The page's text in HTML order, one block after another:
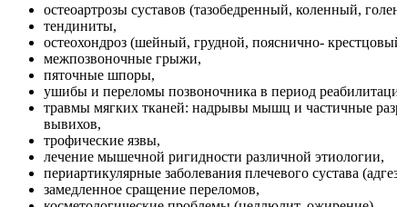
остеоартрозы суставов (тазобедренный, коленный,
тендиниты,
остеохондроз (шейный, грудной, пояснично-
межпозвоночные грыжи,
пяточные шпоры,
ушибы и переломы позвоночника в период
травмы мягких тканей: надрывы мышц и частичные
вывихов,
трофические язвы,
лечение мышечной ригидности различной этиологии,
периартикулярные заболевания плечевого сустава
замедленное сращение переломов,